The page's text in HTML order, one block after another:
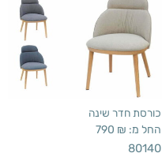
כורסת חדר שינה
החל מ: 790 ₪
80140